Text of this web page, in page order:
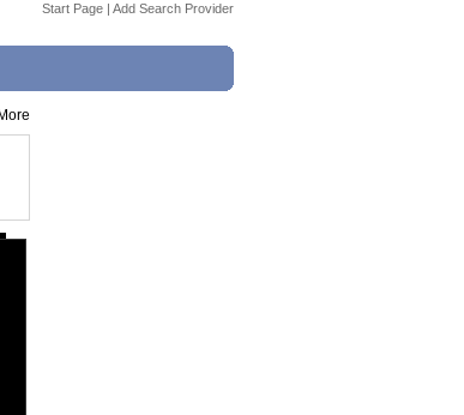
Start Page | Add Search Provider
More